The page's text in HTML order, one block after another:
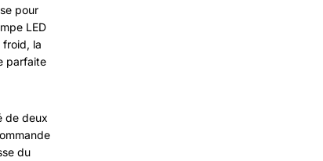
pour
LED
la
parfaite
de deux
du